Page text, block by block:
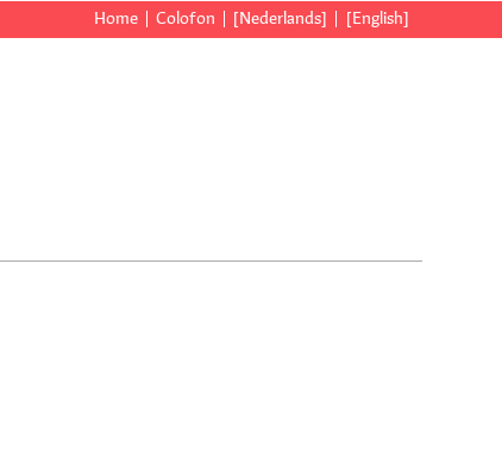
Home Colofon [Nederlands] [English]